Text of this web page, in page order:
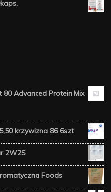
80 Advanced Protein Mix
krzywizna 86 6szt
2W2S
Foods